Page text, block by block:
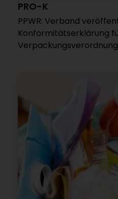
PRO-K
PPWR: Verband
Konformitätserklärung
Verpackungsverordnung